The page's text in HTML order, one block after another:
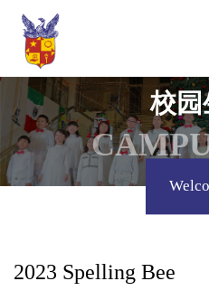
校园
2023 Spelling Bee